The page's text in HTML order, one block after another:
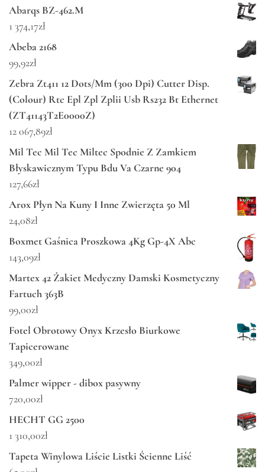
Abarqs BZ-462.M
1 374,17zł
Abeba 2168
99,92zł
Zebra Zt411 12 Dots/Mm (300 Dpi) Cutter Disp.
(Colour) Rtc Epl Zpl Zplii Usb Rs232 Bt Ethernet
(ZT41143T2E0000Z)
12 067,89zł
Mil Tec Mil Tec Miltec Spodnie Z Zamkiem
Błyskawicznym Typu Bdu Va Czarne 904
127,66zł
Arox Płyn Na Kuny I Inne Zwierzęta 50 Ml
24,08zł
Boxmet Gaśnica Proszkowa 4Kg Gp-4X Abc
143,09zł
Martex 42 Żakiet Medyczny Damski Kosmetyczny
Fartuch 363B
99,00zł
Fotel Obrotowy Onyx Krzesło Biurkowe
Tapicerowane
349,00zł
Palmer wipper - dibox pasywny
720,00zł
HECHT GG 2500
1 310,00zł
Tapeta Winylowa Liście Listki Ścienne Liść